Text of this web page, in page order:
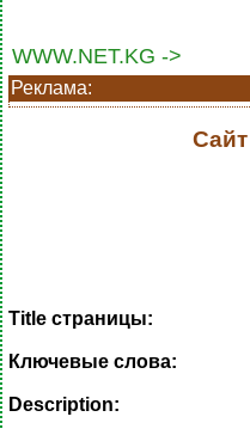
WWW.NET.KG ->
Реклама:
Сайт
Title страницы:
Ключевые слова:
Description: